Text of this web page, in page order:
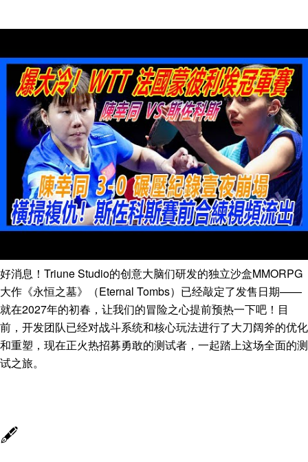
好消息！Triune Studio的创意大脑们研发的独立沙盒MMORPG
大作《永恒之墓》（Eternal Tombs）已经敲定了发售日期——
就在2027年的初春，让我们的冒险之心提前预热一下吧！目
前，开发团队已经对战斗系统和核心玩法进行了大刀阔斧的优化
和重塑，现在正火热招募勇敢的测试者，一起踏上这场全面的测
试之旅。
🖋️